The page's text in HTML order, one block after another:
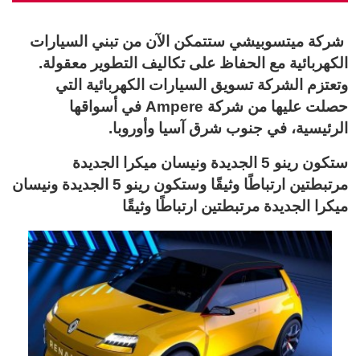
شركة ميتسوبيشي ستتمكن الآن من تبني السيارات
الكهربائية مع الحفاظ على تكاليف التطوير معقولة.
وتعتزم الشركة تسويق السيارات الكهربائية التي
حصلت عليها من شركة Ampere في أسواقها
الرئيسية، في جنوب شرق آسيا وأوروبا.
ستكون رينو 5 الجديدة ونيسان ميكرا الجديدة
مرتبطتين ارتباطًا وثيقًا وستكون رينو 5 الجديدة ونيسان
ميكرا الجديدة مرتبطتين ارتباطًا وثيقًا